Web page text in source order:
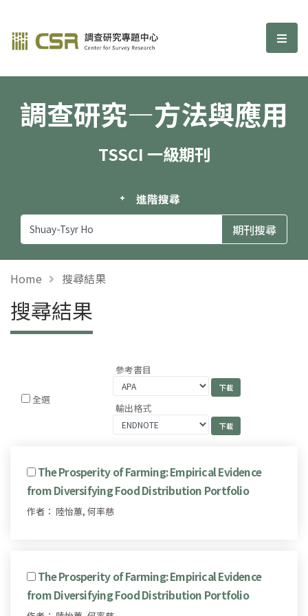
調查研究—方法與應用期刊 選
調查研究—方法與應用
TSSCI 一級期刊
進階搜尋
Home 搜尋結果
搜尋結果
全選
參考書目
輸出格式
The Prosperity of Farming: Empirical Evidence
from Diversifying Food Distribution Portfolio
作者： 陸怡蕙, 何率慈
The Prosperity of Farming: Empirical Evidence
from Diversifying Food Distribution Portfolio